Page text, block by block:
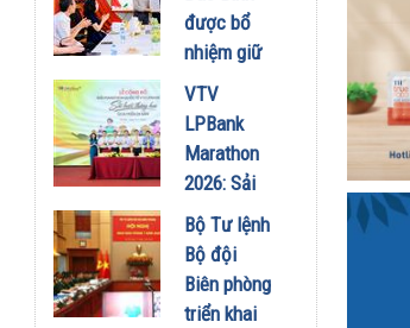
sống tổ
chức Cuộc
thi “Tôi
Khỏe Đẹp
Hơn” lần
thứ 5 để
khuyến
khích mọi
người trở
thành
phiên bản
được bổ
nhiệm giữ
chức Tổng
Biên tập
Tạp chí
Doanh
Đầu tư
01/08/2026
VTV
LPBank
Marathon
2026: Sải
bước qua
miền Di
sản, lan
tỏa giá trị
Bộ Tư lệnh
Bộ đội
Biên phòng
triển khai